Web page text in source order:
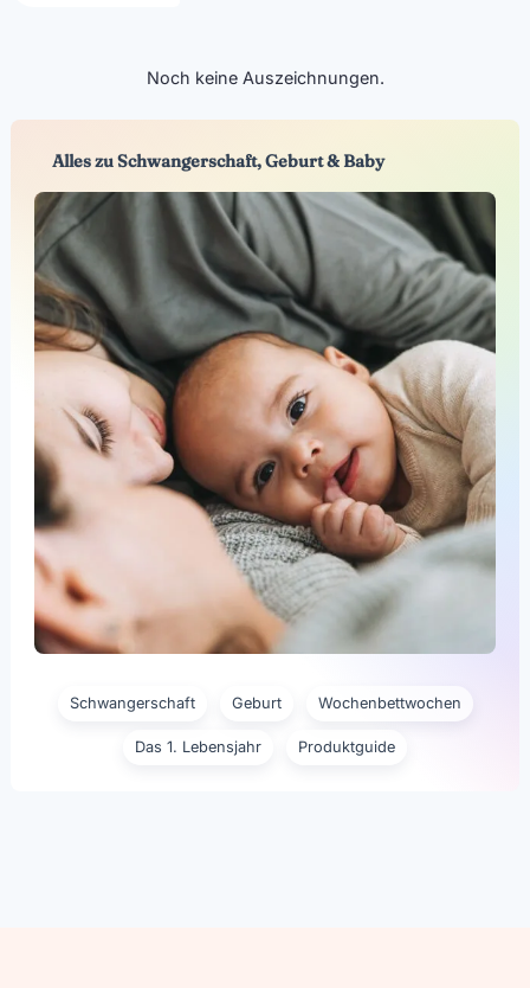
Noch keine Auszeichnungen.
Alles zu Schwangerschaft, Geburt & Baby
Schwangerschaft Geburt Wochenbettwochen
Das 1. Lebensjahr Produktguide